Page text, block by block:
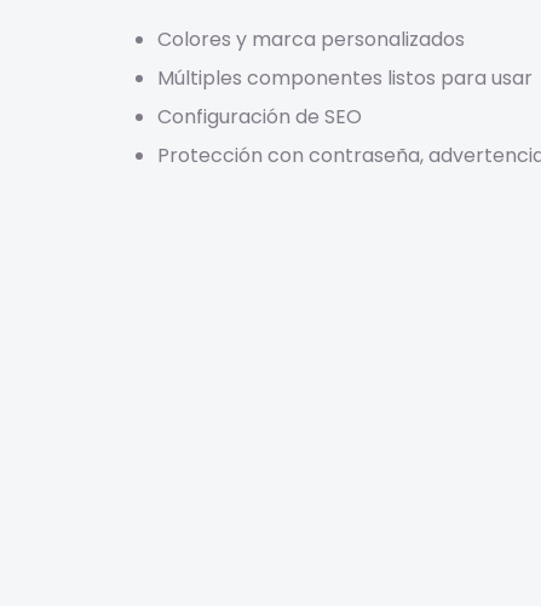
Colores y marca personalizados
Múltiples componentes listos para usar
Configuración de SEO
Protección con contraseña,